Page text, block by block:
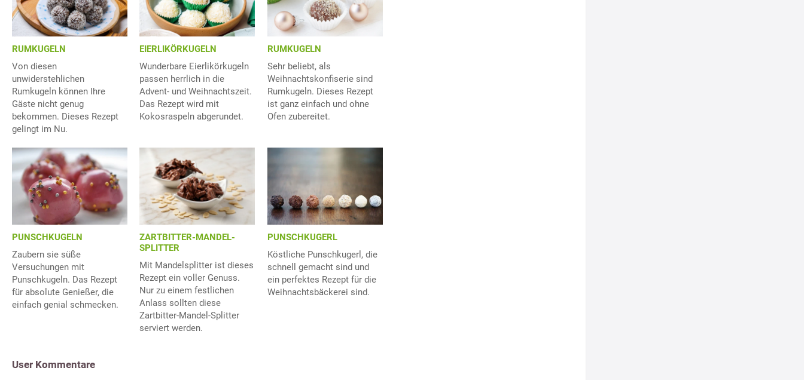
RUMKUGELN
Von diesen
unwiderstehlichen
Rumkugeln können Ihre
Gäste nicht genug
bekommen. Dieses Rezept
gelingt im Nu.
EIERLIKÖRKUGELN
Wunderbare Eierlikörkugeln
passen herrlich in die
Advent- und Weihnachtszeit.
Das Rezept wird mit
Kokosraspeln abgerundet.
RUMKUGELN
Sehr beliebt, als
Weihnachtskonfiserie sind
Rumkugeln. Dieses Rezept
ist ganz einfach und ohne
Ofen zubereitet.
PUNSCHKUGELN
Zaubern sie süße
Versuchungen mit
Punschkugeln. Das Rezept
für absolute Genießer, die
einfach genial schmecken.
ZARTBITTER-MANDEL-
SPLITTER
Mit Mandelsplitter ist dieses
Rezept ein voller Genuss.
Nur zu einem festlichen
Anlass sollten diese
Zartbitter-Mandel-Splitter
serviert werden.
PUNSCHKUGERL
Köstliche Punschkugerl, die
schnell gemacht sind und
ein perfektes Rezept für die
Weihnachtsbäckerei sind.
User Kommentare